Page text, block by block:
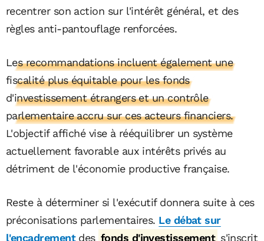
recentrer son action sur l'intérêt général, et des
règles anti-pantouflage renforcées.
Les recommandations incluent également une
fiscalité plus équitable pour les fonds
d'investissement étrangers et un contrôle
parlementaire accru sur ces acteurs financiers.
L'objectif affiché vise à rééquilibrer un système
actuellement favorable aux intérêts privés au
détriment de l'économie productive française.
Reste à déterminer si l'exécutif donnera suite à ces
préconisations parlementaires. Le débat sur
l'encadrementdes fonds d'investissement s'inscrit